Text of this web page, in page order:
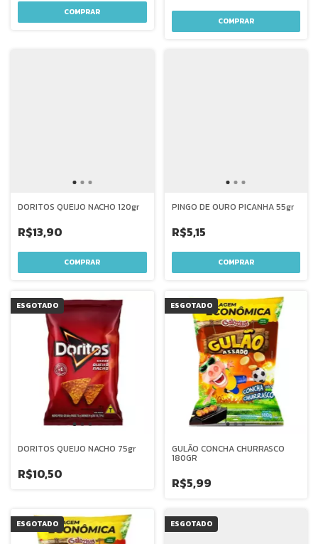
DORITOS QUEIJO NACHO 120gr
R$13,90
PINGO DE OURO PICANHA 55gr
R$5,15
ESGOTADO
DORITOS QUEIJO NACHO 75gr
R$10,50
ESGOTADO
GULÃO CONCHA CHURRASCO
180GR
R$5,99
ESGOTADO ESGOTADO